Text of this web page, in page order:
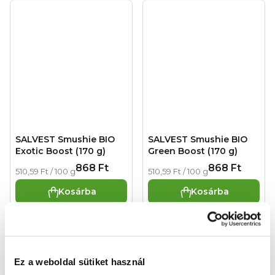
Ez a weboldal sütiket használ
SALVEST Smushie BIO
Exotic Boost (170 g)
868 Ft
Egységár:
510,59 Ft / 100 g
Kosárba
SALVEST Smushie BIO
Green Boost (170 g)
868 Ft
Egységár:
510,59 Ft / 100 g
Kosárba